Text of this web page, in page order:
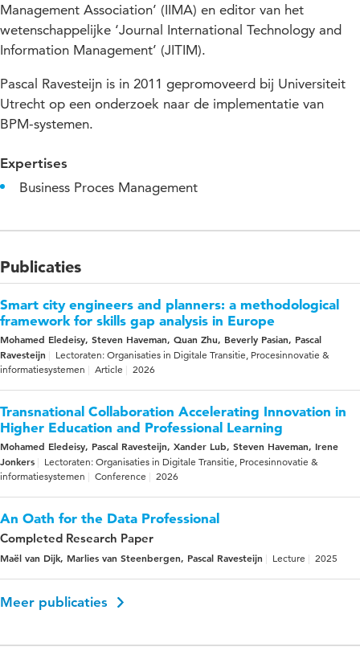
Management Association’ (IIMA) en editor van het
wetenschappelijke ‘Journal International Technology and
Information Management’ (JITIM).
Pascal Ravesteijn is in 2011 gepromoveerd bij Universiteit
Utrecht op een onderzoek naar de implementatie van
BPM-systemen.
Expertises
Business Proces Management
Publicaties
Smart city engineers and planners: a methodological
framework for skills gap analysis in Europe
Mohamed Eledeisy, Steven Haveman, Quan Zhu, Beverly Pasian, Pascal
Ravesteijn
Lectoraten: Organisaties in Digitale Transitie, Procesinnovatie &
informatiesystemen
Article 2026
Transnational Collaboration Accelerating Innovation in
Higher Education and Professional Learning
Mohamed Eledeisy, Pascal Ravesteijn, Xander Lub, Steven Haveman, Irene
Jonkers
Lectoraten: Organisaties in Digitale Transitie, Procesinnovatie &
informatiesystemen
Conference 2026
An Oath for the Data Professional
Completed Research Paper
Maël van Dijk, Marlies van Steenbergen, Pascal Ravesteijn Lecture 2025
Meer publicaties